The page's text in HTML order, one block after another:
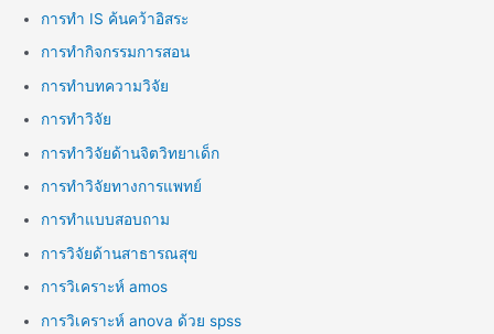
การทำ IS ค้นคว้าอิสระ
การทำกิจกรรมการสอน
การทำบทความวิจัย
การทำวิจัย
การทำวิจัยด้านจิตวิทยาเด็ก
การทำวิจัยทางการแพทย์
การทำแบบสอบถาม
การวิจัยด้านสาธารณสุข
การวิเคราะห์ amos
การวิเคราะห์ anova ด้วย spss